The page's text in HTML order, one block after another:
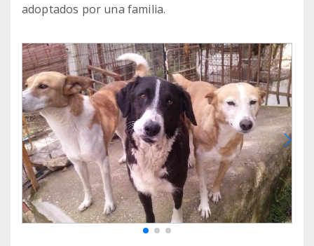
adoptados por una familia.